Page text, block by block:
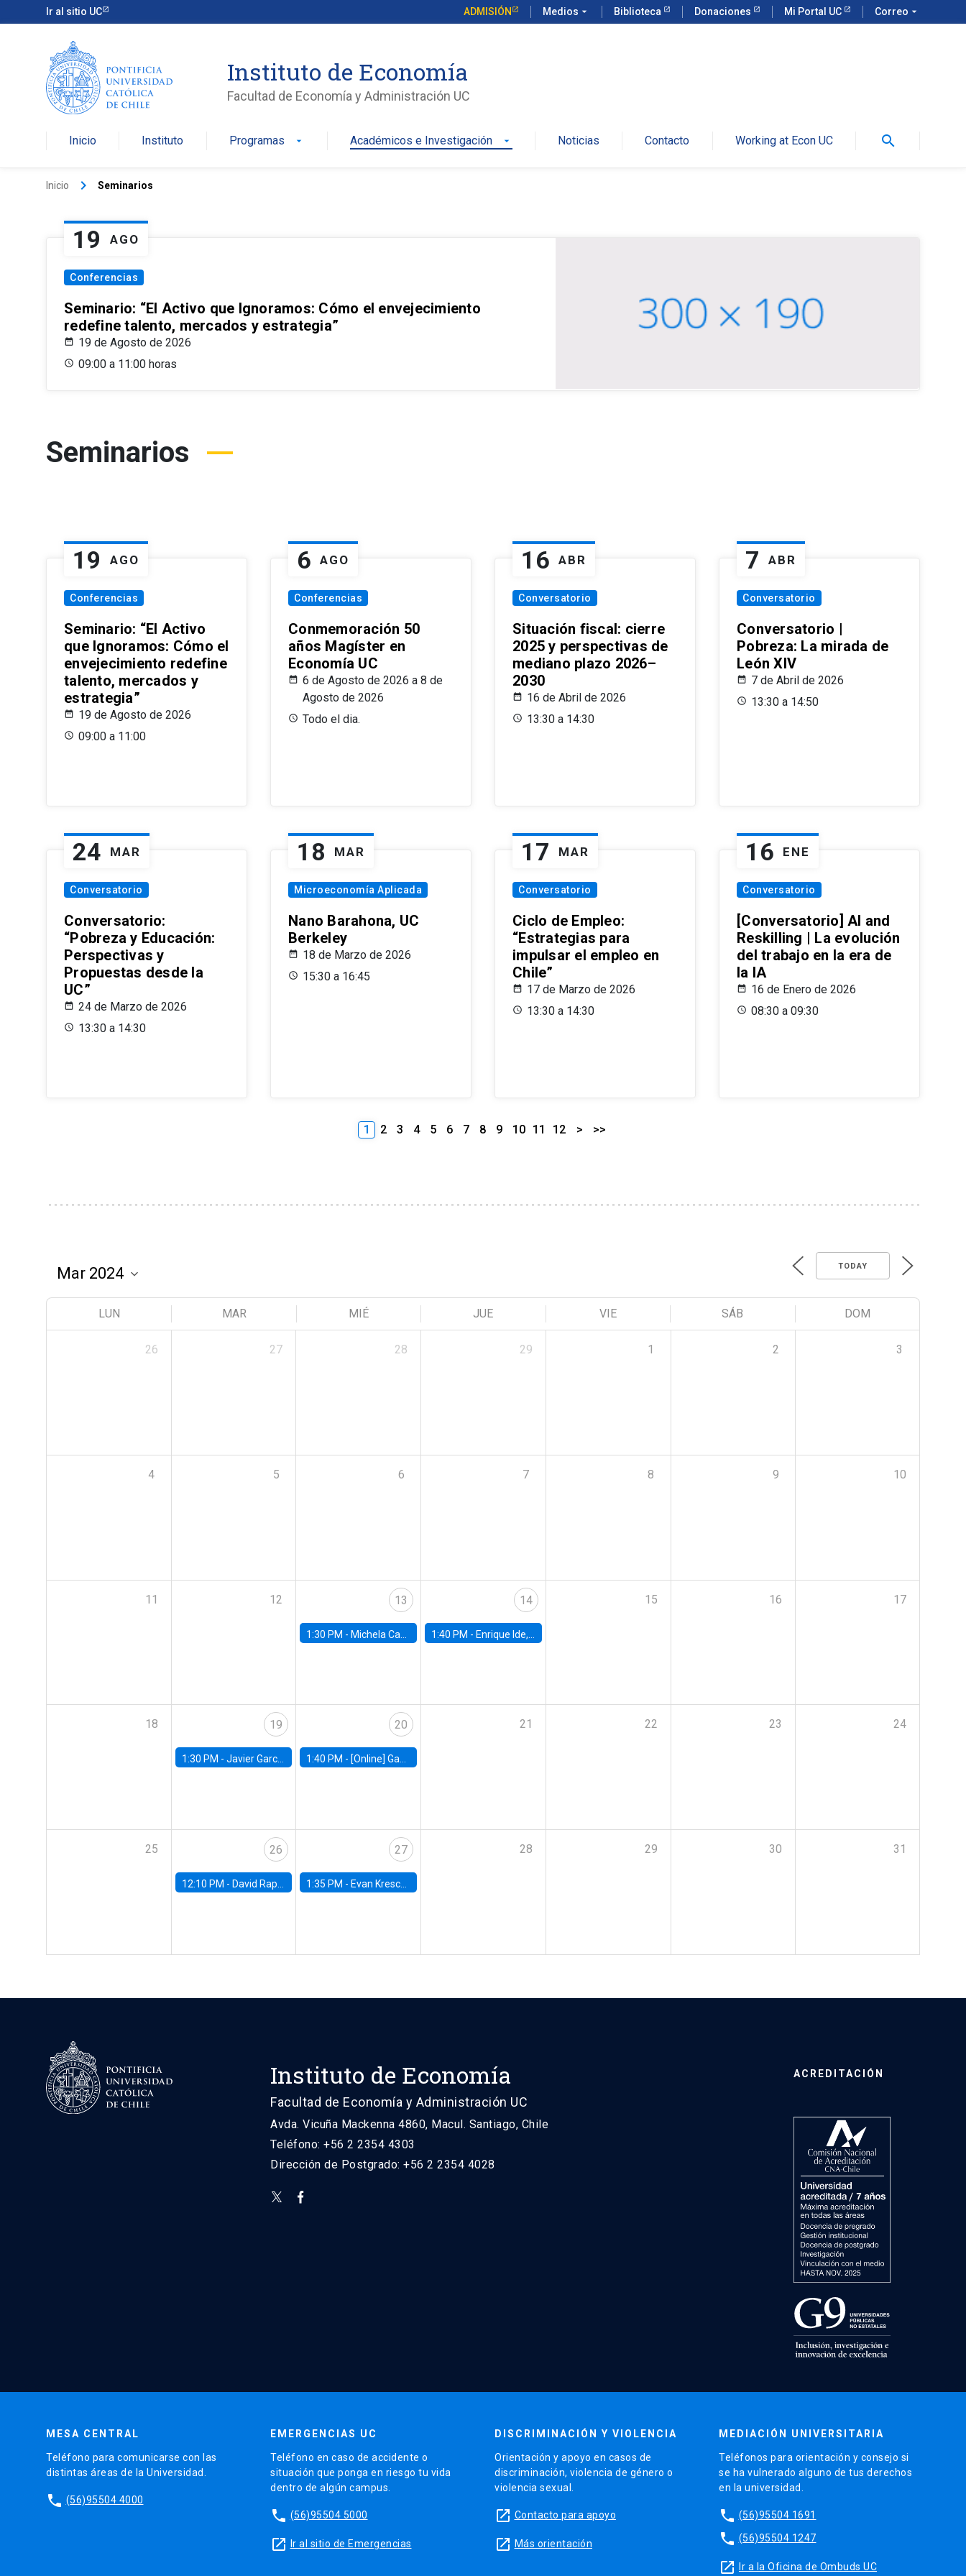
Ir al sitio UC ADMISIÓN Medios arrow_drop_down Biblioteca Donaciones Mi Portal UC Correo arrow_drop_down
Instituto de Economía
Facultad de Economía y Administración UC
Inicio Instituto Programas arrow_drop_down Académicos e Investigación arrow_drop_down Noticias Contacto Working at Econ UC search
Inicio keyboard_arrow_right Seminarios
19 AGO
Conferencias
Seminario: “El Activo que Ignoramos: Cómo el envejecimiento
redefine talento, mercados y estrategia”
19 de Agosto de 2026
09:00 a 11:00 horas
Seminarios
19 AGO
Conferencias
Seminario: “El Activo
que Ignoramos: Cómo el
envejecimiento redefine
talento, mercados y
estrategia”
19 de Agosto de 2026
09:00 a 11:00
6 AGO
Conferencias
Conmemoración 50
años Magíster en
Economía UC
6 de Agosto de 2026 a 8 de
Agosto de 2026
Todo el dia.
16 ABR
Conversatorio
Situación fiscal: cierre
2025 y perspectivas de
mediano plazo 2026–
2030
16 de Abril de 2026
13:30 a 14:30
7 ABR
Conversatorio
Conversatorio |
Pobreza: La mirada de
León XIV
7 de Abril de 2026
13:30 a 14:50
24 MAR
Conversatorio
Conversatorio:
“Pobreza y Educación:
Perspectivas y
Propuestas desde la
UC”
24 de Marzo de 2026
13:30 a 14:30
18 MAR
Microeconomía Aplicada
Nano Barahona, UC
Berkeley
18 de Marzo de 2026
15:30 a 16:45
17 MAR
Conversatorio
Ciclo de Empleo:
“Estrategias para
impulsar el empleo en
Chile”
17 de Marzo de 2026
13:30 a 14:30
16 ENE
Conversatorio
[Conversatorio] AI and
Reskilling | La evolución
del trabajo en la era de
la IA
16 de Enero de 2026
08:30 a 09:30
1 2 3 4 5 6 7 8 9 10 11 12 > >>
TODAY
LUN MAR MIÉ JUE VIE SÁB DOM
26 27 28 29 1 2 3
4 5 6 7 8 9 10
11 12 13
1:30 PM - Michela Carlana, Harvard Kennedy School
14
1:40 PM - Enrique Ide, IESE
15 16 17
18 19
1:30 PM - Javier Garcia Cicco, Universidad de San Andres
20
1:40 PM - [Online] Gabriel Englander, World Bank
21 22 23 24
25 26
12:10 PM - David Rappoport, FED Board
27
1:35 PM - Evan Kresch, Oberlin College
28 29 30 31
Instituto de Economía
Facultad de Economía y Administración UC
Avda. Vicuña Mackenna 4860, Macul. Santiago, Chile
Teléfono: +56 2 2354 4303
Dirección de Postgrado: +56 2 2354 4028
ACREDITACIÓN
MESA CENTRAL
Teléfono para comunicarse con las
distintas áreas de la Universidad.
phone (56)95504 4000
EMERGENCIAS UC
Teléfono en caso de accidente o
situación que ponga en riesgo tu vida
dentro de algún campus.
phone (56)95504 5000
launch Ir al sitio de Emergencias
DISCRIMINACIÓN Y VIOLENCIA
Orientación y apoyo en casos de
discriminación, violencia de género o
violencia sexual.
launch Contacto para apoyo
launch Más orientación
MEDIACIÓN UNIVERSITARIA
Teléfonos para orientación y consejo si
se ha vulnerado alguno de tus derechos
en la universidad.
phone (56)95504 1691
phone (56)95504 1247
launch Ir a la Oficina de Ombuds UC